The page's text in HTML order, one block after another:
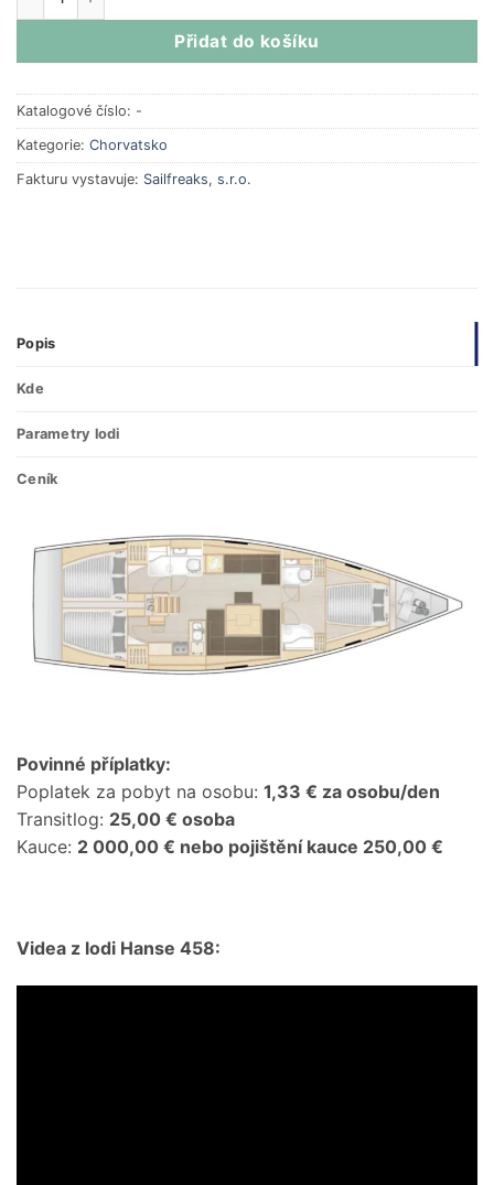
Přidat do košíku
Katalogové číslo: -
Kategorie: Chorvatsko
Fakturu vystavuje: Sailfreaks, s.r.o.
Popis
Kde
Parametry lodi
Ceník
Povinné příplatky:
Poplatek za pobyt na osobu: 1,33 € za osobu/den
Transitlog: 25,00 € osoba
Kauce: 2 000,00 € nebo pojištění kauce 250,00 €
Videa z lodi Hanse 458: